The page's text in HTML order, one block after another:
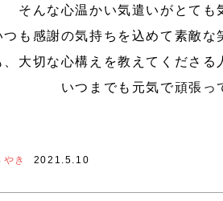
そんな心温かい気遣いがとても
つも感謝の気持ちを込めて素敵な
大切な心構えを教えてくださる
いつまでも元気で頑張っ
き 2021.5.10